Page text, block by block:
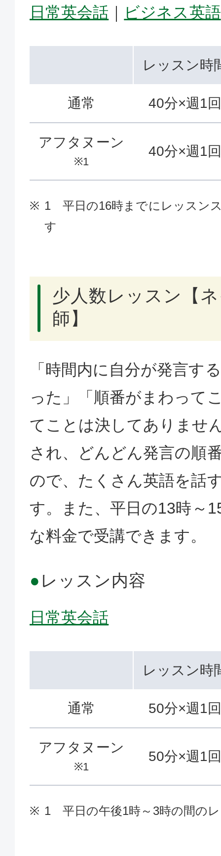
日常英会話 ビジネス英語
レッスン時
通常 40分×週1
アフタヌーン
※1
40分×週1
1 平日の16時までにレッスン
す
少人数レッスン【
師】
「時間内に自分が発言す
った」「順番がまわって
てことは決してありませ
され、どんどん発言の順
ので、たくさん英語を話
す。また、平日の13時～
な料金で受講できます。
● レッスン内容
日常英会話
レッスン時
通常 50分×週1
アフタヌーン
※1
50分×週1
1 平日の午後1時～3時の間の